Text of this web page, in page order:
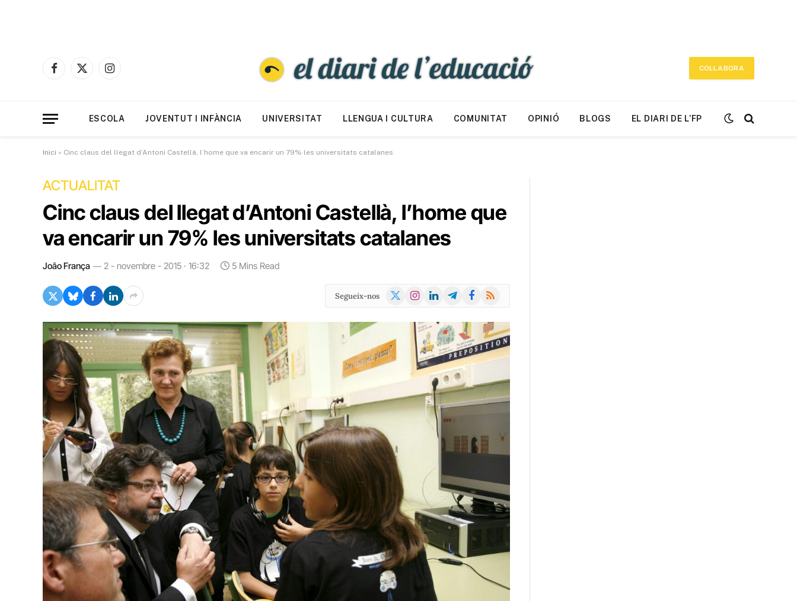
Facebook
X
Instagram
COL·LABORA
ESCOLA JOVENTUT I INFÀNCIA UNIVERSITAT LLENGUA I CULTURA COMUNITAT OPINIÓ BLOGS EL DIARI DE L’FP
Inici » Cinc claus del llegat d’Antoni Castellà, l’home que va encarir un 79% les universitats catalanes
ACTUALITAT
Cinc claus del llegat d’Antoni Castellà, l’home que
va encarir un 79% les universitats catalanes
João França 2 - novembre - 2015 · 16:32 5 Mins Read
Segueix-nos
X
Instagram
LinkedInTelegramFacebook
RSS